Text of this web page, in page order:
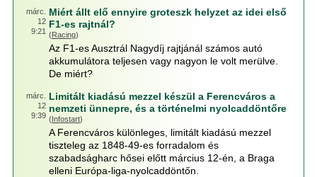
márc.
12
9:21
Miért állt elő ennyire groteszk helyzet az idei első
F1-es rajtnál?
(Racing)
Az F1-es Ausztrál Nagydíj rajtjánál számos autó
akkumulátora teljesen vagy nagyon le volt merülve.
De miért?
márc.
12
9:39
Limitált kiadású mezzel készül a Ferencváros a
nemzeti ünnepre, és a történelmi nyolcaddöntőre
(Infostart)
A Ferencváros különleges, limitált kiadású mezzel
tiszteleg az 1848-49-es forradalom és
szabadságharc hősei előtt március 12-én, a Braga
elleni Európa-liga-nyolcaddöntőn.